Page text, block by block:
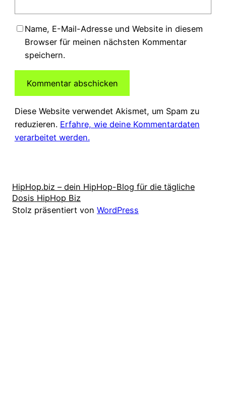
Name, E-Mail-Adresse und Website in diesem
Browser für meinen nächsten Kommentar
speichern.
Diese Website verwendet Akismet, um Spam zu
reduzieren. Erfahre, wie deine Kommentardaten
verarbeitet werden.
HipHop.biz – dein HipHop-Blog für die tägliche
Dosis HipHop Biz
Stolz präsentiert von WordPress